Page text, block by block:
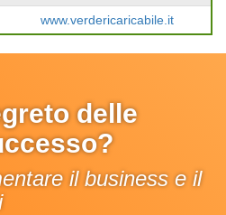
www.verdericaricabile.it
delle
il business e il